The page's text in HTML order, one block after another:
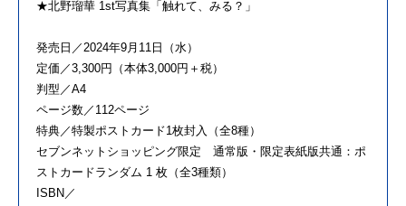
★北野瑠華 1st写真集「触れて、みる？」
発売日／2024年9月11日（水）
定価／3,300円（本体3,000円＋税）
判型／A4
ページ数／112ページ
特典／特製ポストカード1枚封入（全8種）
セブンネットショッピング限定 通常版・限定表紙版共通：ポ
ストカードランダム 1 枚（全3種類）
ISBN／